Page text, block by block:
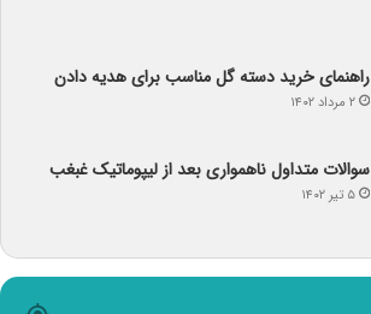
راهنمای خرید دسته گل مناسب برای هدیه دادن
۲ مرداد ۱۴۰۲
سوالات متداول ناهمواری بعد از لیپوماتیک غبغب
۵ تیر ۱۴۰۲